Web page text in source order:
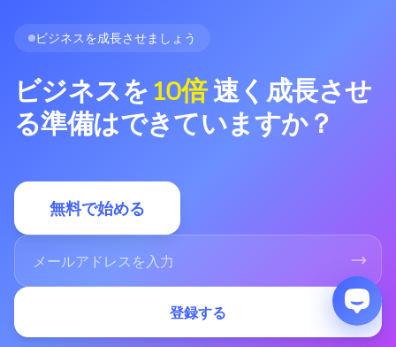
ビジネスを成長させましょう
ビジネスを 10倍速く成長させ
る準備はできていますか？
無料で始める
登録する